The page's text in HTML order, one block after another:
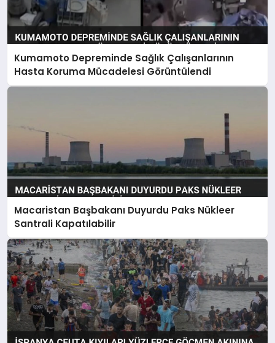
Kumamoto Depreminde Sağlık Çalışanlarının
Hasta Koruma Mücadelesi Görüntülendi
Macaristan Başbakanı Duyurdu Paks Nükleer
Santrali Kapatılabilir